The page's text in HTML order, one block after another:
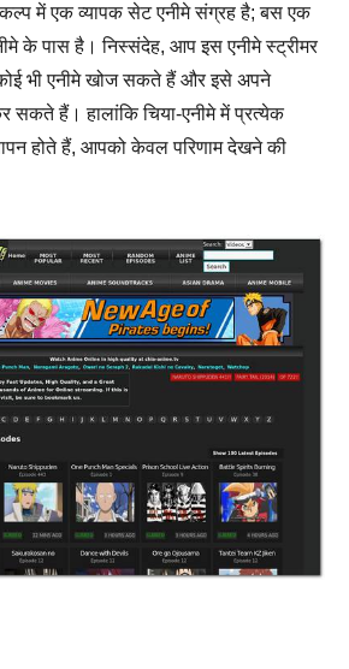
में एक व्यापक सेट एनीमे संग्रह है; बस एक
के पास है। निस्संदेह, आप इस एनीमे स्ट्रीमर
भी एनीमे खोज सकते हैं और इसे अपने
सकते हैं। हालांकि चिया-एनीमे में प्रत्येक
होते हैं, आपको केवल परिणाम देखने की